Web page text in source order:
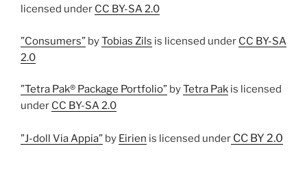
licensed under CC BY-SA 2.0
”Consumers” byTobias Zils is licensed under CC BY-SA
2.0
”Tetra Pak® Package Portfolio” byTetra Pak is licensed
under CC BY-SA 2.0
”J-doll Via Appia” by Eirien is licensed under CC BY 2.0